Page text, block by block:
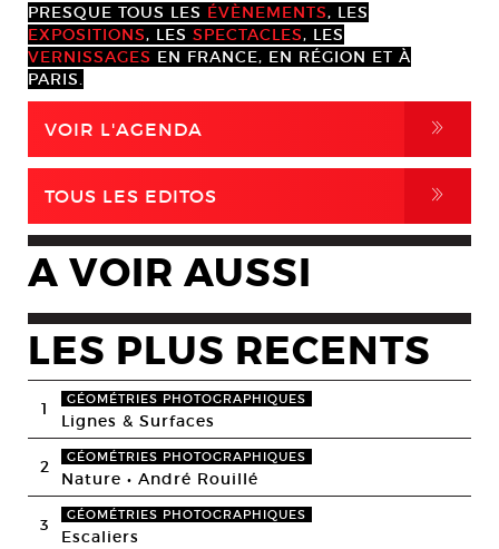
PRESQUE TOUS LES ÉVÈNEMENTS, LES
EXPOSITIONS, LES SPECTACLES, LES
VERNISSAGES EN FRANCE, EN RÉGION ET À
PARIS.
VOIR L'AGENDA ,
TOUS LES EDITOS ,
A VOIR AUSSI
LES PLUS RECENTS
1 GÉOMÉTRIES PHOTOGRAPHIQUES
Lignes & Surfaces
2 GÉOMÉTRIES PHOTOGRAPHIQUES
Nature • André Rouillé
3 GÉOMÉTRIES PHOTOGRAPHIQUES
Escaliers